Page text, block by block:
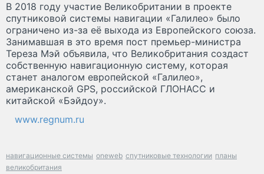
В 2018 году участие Великобритании в проекте
спутниковой системы навигации «Галилео» было
ограничено из-за её выхода из Европейского союза.
Занимавшая в это время пост премьер-министра
Тереза Мэй объявила, что Великобритания создаст
собственную навигационную систему, которая
станет аналогом европейской «Галилео»,
американской GPS, российской ГЛОНАСС и
китайской «Бэйдоу».
www.regnum.ru
навигационные системы oneweb спутниковые технологии планы
великобритания